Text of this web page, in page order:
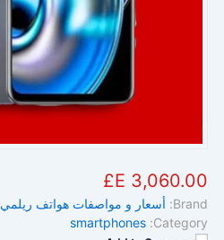
3,060.00 E£
Brand: أسعار و مواصفات هواتف ريلمي
Category:
smartphones